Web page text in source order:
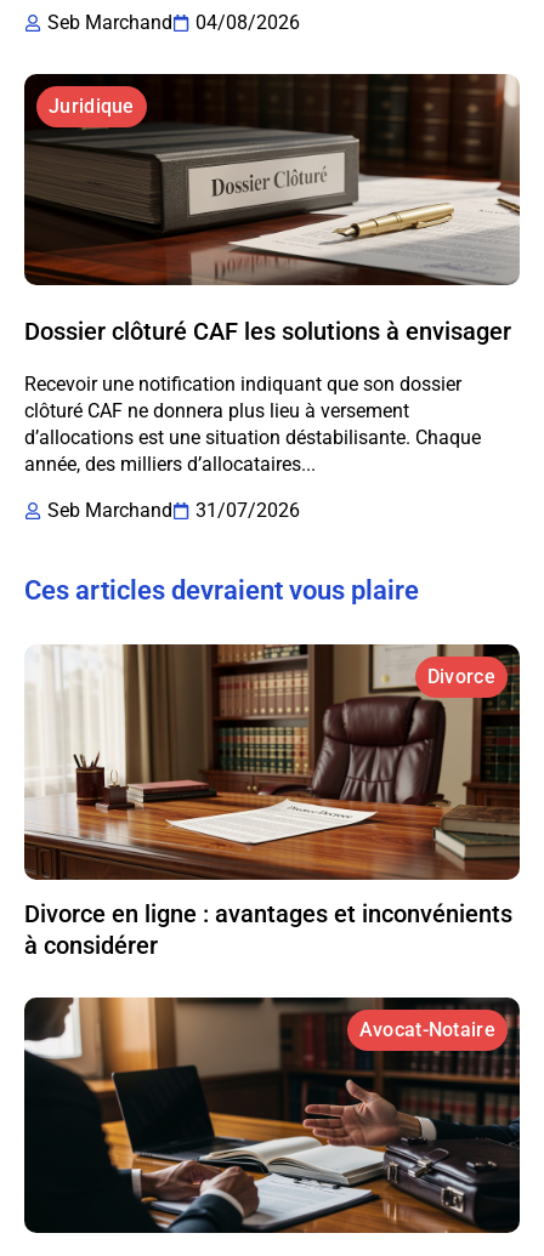
Seb Marchand 04/08/2026
Juridique
Dossier clôturé CAF les solutions à envisager
Recevoir une notification indiquant que son dossier
clôturé CAF ne donnera plus lieu à versement
d’allocations est une situation déstabilisante. Chaque
année, des milliers d’allocataires...
Seb Marchand
31/07/2026
Ces articles devraient vous plaire
Divorce
Divorce en ligne : avantages et inconvénients
à considérer
Avocat-Notaire